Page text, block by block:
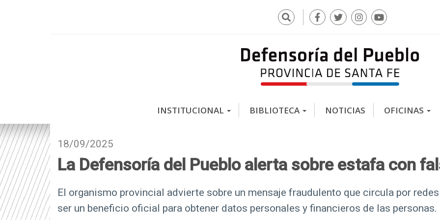
n
t
e
n
i
d
o
BuscarF
e
b
o
k
T
t
t
e
I
t
a
g
m
Y
t
u
b
INSTITUCIONAL BIBLIOTECA NOTICIAS OFICINAS
18/09/2025
La Defensoría del Pueblo alerta sobre estafa con
El organismo provincial advierte sobre un mensaje fraudulento que circula por
ser un beneficio oficial para obtener datos personales y financieros de las